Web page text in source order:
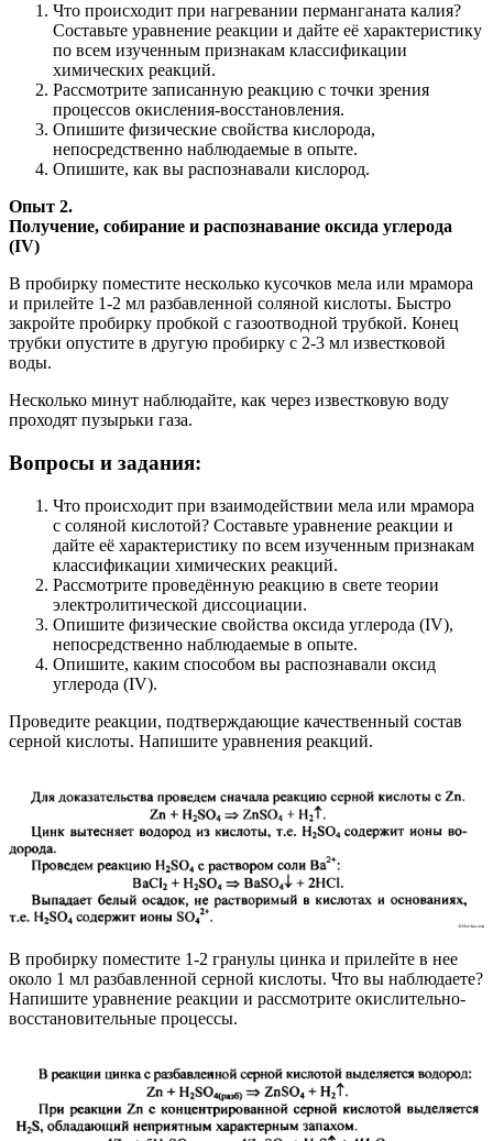
Что происходит при нагревании перманганата калия?
Составьте уравнение реакции и дайте её характеристику
по всем изученным признакам классификации
химических реакций.
Рассмотрите записанную реакцию с точки зрения
процессов окисления-восстановления.
Опишите физические свойства кислорода,
непосредственно наблюдаемые в опыте.
Опишите, как вы распознавали кислород.
Опыт 2.
Получение, собирание и распознавание оксида углерода
(IV)
В пробирку поместите несколько кусочков мела или мрамора
и прилейте 1-2 мл разбавленной соляной кислоты. Быстро
закройте пробирку пробкой с газоотводной трубкой. Конец
трубки опустите в другую пробирку с 2-3 мл известковой
воды.
Несколько минут наблюдайте, как через известковую воду
проходят пузырьки газа.
Вопросы и задания:
Что происходит при взаимодействии мела или мрамора
с соляной кислотой? Составьте уравнение реакции и
дайте её характеристику по всем изученным признакам
классификации химических реакций.
Рассмотрите проведённую реакцию в свете теории
электролитической диссоциации.
Опишите физические свойства оксида углерода (IV),
непосредственно наблюдаемые в опыте.
Опишите, каким способом вы распознавали оксид
углерода (IV).
Проведите реакции, подтверждающие качественный состав
серной кислоты. Напишите уравнения реакций.
В пробирку поместите 1-2 гранулы цинка и прилейте в нее
около 1 мл разбавленной серной кислоты. Что вы наблюдаете?
Напишите уравнение реакции и рассмотрите окислительно-
восстановительные процессы.